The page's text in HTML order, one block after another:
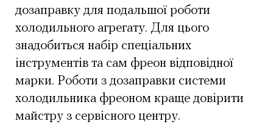
дозаправку для подальшої роботи
холодильного агрегату. Для цього
знадобиться набір спеціальних
інструментів та сам фреон відповідної
марки. Роботи з дозаправки системи
холодильника фреоном краще довірити
майстру з сервісного центру.